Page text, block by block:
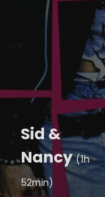
Sid &
Nancy(1h
52min)